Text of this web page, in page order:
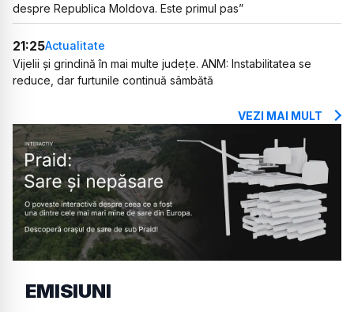
despre Republica Moldova. Este primul pas”
21:25Actualitate
Vijelii și grindină în mai multe județe. ANM: Instabilitatea se
reduce, dar furtunile continuă sâmbătă
VEZI MAI MULT
EMISIUNI